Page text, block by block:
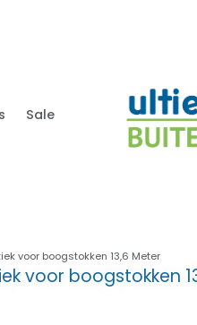
Sale
voor boogstokken 13,6 Meter
voor boogstokken